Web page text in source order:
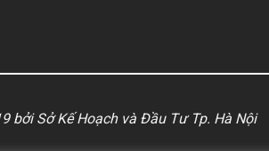
bởi Sở Kế Hoạch và Đầu Tư Tp. Hà Nội